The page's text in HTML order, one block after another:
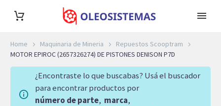
Home Maquinaria de Mineria
Repuestos Scooptram
MOTOR EPIROC (2657326274) DE PISTONES DENISON P7D
¿Encontraste lo que buscabas? Usá el buscador
para encontrar productos por
número de parte, marca,